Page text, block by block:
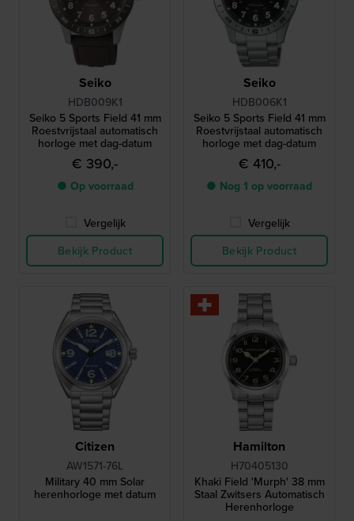
Seiko
HDB009K1
Seiko 5 Sports Field 41 mm
Roestvrijstaal automatisch
horloge met dag-datum
€ 390,-
● Op voorraad
Vergelijk
Bekijk Product
Seiko
HDB006K1
Seiko 5 Sports Field 41 mm
Roestvrijstaal automatisch
horloge met dag-datum
€ 410,-
● Nog 1 op voorraad
Vergelijk
Bekijk Product
Citizen
AW1571-76L
Military 40 mm Solar
herenhorloge met datum
Hamilton
H70405130
Khaki Field 'Murph' 38 mm
Staal Zwitsers Automatisch
Herenhorloge